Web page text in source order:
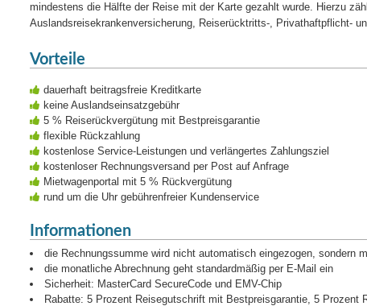
mindestens die Hälfte der Reise mit der Karte gezahlt wurde. Hierzu
Auslandsreisekrankenversicherung, Reiserücktritts-, Privathaftpflicht-
Vorteile
dauerhaft beitragsfreie Kreditkarte
keine Auslandseinsatzgebühr
5 % Reiserückvergütung mit Bestpreisgarantie
flexible Rückzahlung
kostenlose Service-Leistungen und verlängertes Zahlungsziel
kostenloser Rechnungsversand per Post auf Anfrage
Mietwagenportal mit 5 % Rückvergütung
rund um die Uhr gebührenfreier Kundenservice
Informationen
die Rechnungssumme wird nicht automatisch eingezogen, sondern
die monatliche Abrechnung geht standardmäßig per E-Mail ein
Sicherheit: MasterCard SecureCode und EMV-Chip
Rabatte: 5 Prozent Reisegutschrift mit Bestpreisgarantie, 5 Prozent